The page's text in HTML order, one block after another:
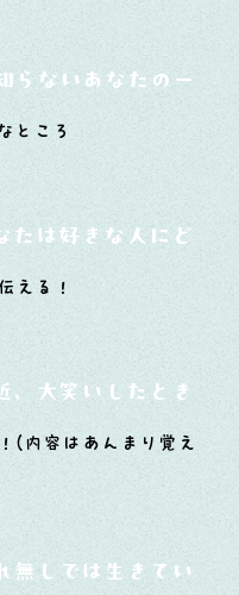
らないあなたの一面は
ところ
たは好きな人にどう
える！
、大笑いしたときはど
(内容はあんまり覚え
無しでは生きていけ